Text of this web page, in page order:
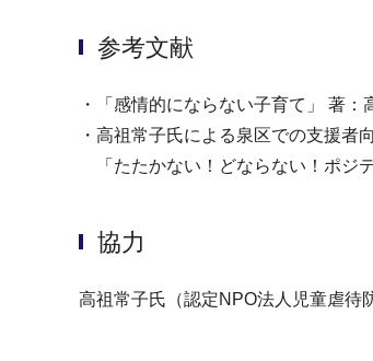
参考文献
・「感情的にならない子育て」 著：
・高祖常子氏による泉区での支援者
「たたかない！どならない！ポジ
協力
高祖常子氏（認定NPO法人児童虐待